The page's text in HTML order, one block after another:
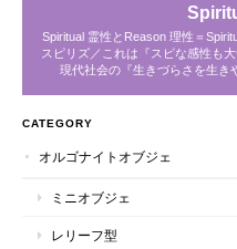
Spiritual 霊性とReason 理性＝
スピリズ／これは『スピな感性も
現代社会の『生きづらさを生き
CATEGORY
オルゴナイトオブジェ
ミニオブジェ
レリーフ型